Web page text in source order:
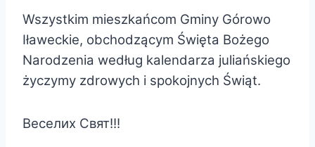
Wszystkim mieszkańcom Gminy Górowo
Iławeckie, obchodzącym Święta Bożego
Narodzenia według kalendarza juliańskiego
życzymy zdrowych i spokojnych Świąt.
Веселих Свят!!!